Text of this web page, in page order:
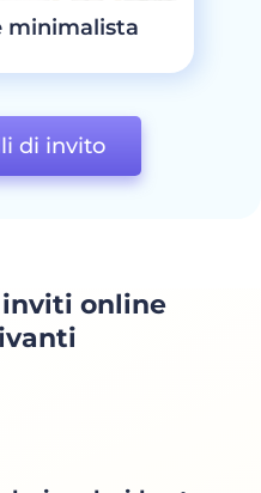
minimalista
di invito
inviti online